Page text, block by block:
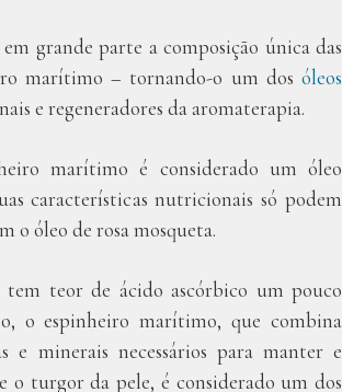
em grande parte a composição única das
marítimo – tornando-o um dos óleos
e regeneradores da aromaterapia.
marítimo é considerado um óleo
características nutricionais só podem
o óleo de rosa mosqueta.
teor de ácido ascórbico um pouco
o espinheiro marítimo, que combina
e minerais necessários para manter e
o turgor da pele, é considerado um dos